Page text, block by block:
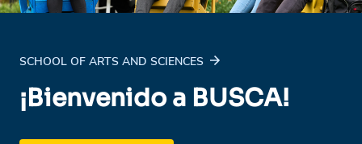
SCHOOL OF ARTS AND SCIENCES
¡Bienvenido a BUSCA!